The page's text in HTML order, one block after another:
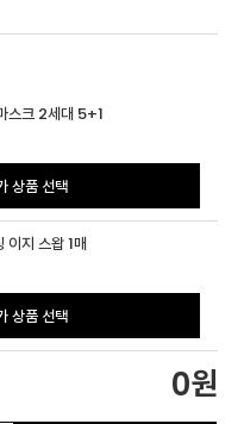
스크 2세대 5+1
상품 선택
이지 스왑 1매
상품 선택
0원